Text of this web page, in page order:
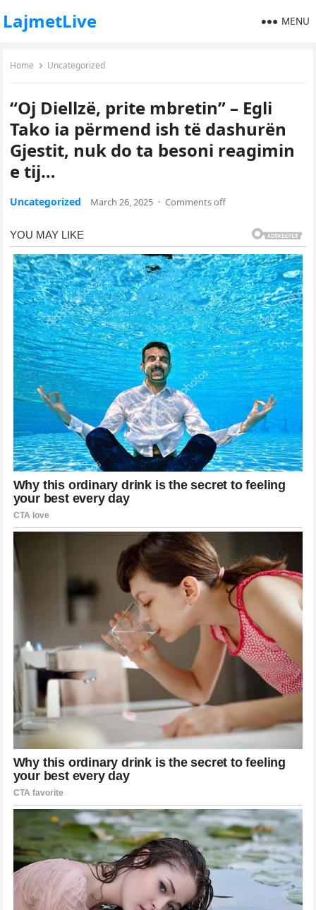
LajmetLive MENU
Home Uncategorized
“Oj Diellzë, prite mbretin” – Egli
Tako ia përmend ish të dashurën
Gjestit, nuk do ta besoni reagimin
e tij…
Uncategorized March 26, 2025 · Comments off